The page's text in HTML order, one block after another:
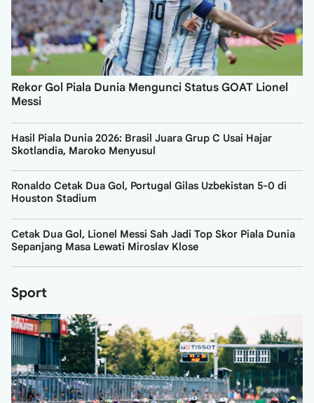
Rekor Gol Piala Dunia Mengunci Status GOAT Lionel
Messi
Hasil Piala Dunia 2026: Brasil Juara Grup C Usai Hajar
Skotlandia, Maroko Menyusul
Ronaldo Cetak Dua Gol, Portugal Gilas Uzbekistan 5-0 di
Houston Stadium
Cetak Dua Gol, Lionel Messi Sah Jadi Top Skor Piala Dunia
Sepanjang Masa Lewati Miroslav Klose
Sport